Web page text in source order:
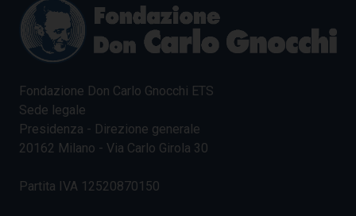
Fondazione Don Carlo Gnocchi ETS
Sede legale
Presidenza - Direzione generale
20162 Milano - Via Carlo Girola 30
Partita IVA 12520870150